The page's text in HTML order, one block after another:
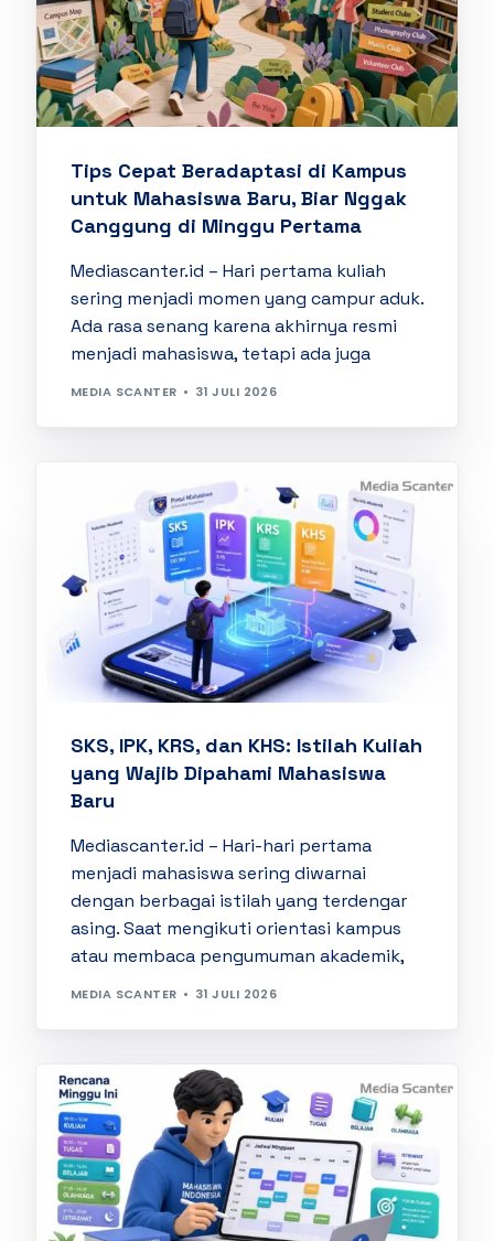
Tips Cepat Beradaptasi di Kampus
untuk Mahasiswa Baru, Biar Nggak
Canggung di Minggu Pertama
Mediascanter.id – Hari pertama kuliah
sering menjadi momen yang campur aduk.
Ada rasa senang karena akhirnya resmi
menjadi mahasiswa, tetapi ada juga
MEDIA SCANTER 31 JULI 2026
SKS, IPK, KRS, dan KHS: Istilah Kuliah
yang Wajib Dipahami Mahasiswa
Baru
Mediascanter.id – Hari-hari pertama
menjadi mahasiswa sering diwarnai
dengan berbagai istilah yang terdengar
asing. Saat mengikuti orientasi kampus
atau membaca pengumuman akademik,
MEDIA SCANTER 31 JULI 2026